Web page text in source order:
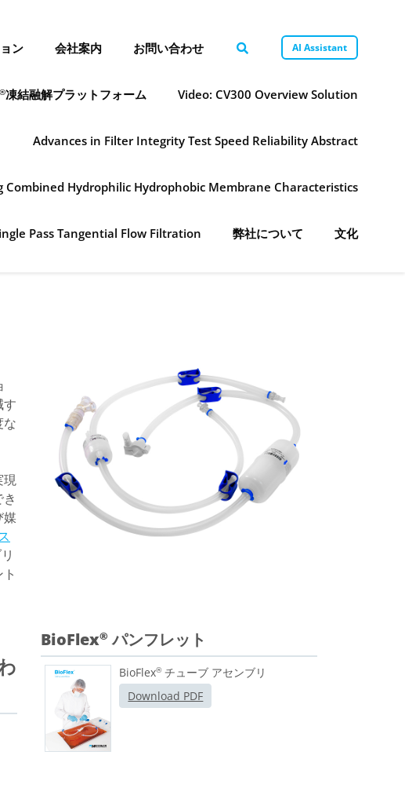
ン 会社案内 お問い合わせ AI Assistant
®凍結融解プラットフォーム Video: CV300 Overview Solution
Advances in Filter Integrity Test Speed Reliability Abstract
Hydrophilic Hydrophobic Membrane Characteristics
Pass Tangential Flow Filtration 弊社について 文化
す
な
現
媒
BioFlex® パンフレット
BioFlex® チューブ アセンブリ
Download PDF